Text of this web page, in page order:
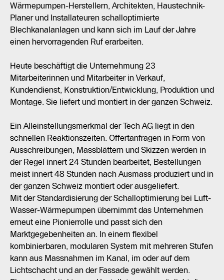
Wärmepumpen-Herstellern, Architekten, Haustechnik-
Planer und Installateuren schalloptimierte
Blechkanalanlagen und kann sich im Lauf der Jahre
einen hervorragenden Ruf erarbeiten.
Heute beschäftigt die Unternehmung 23
Mitarbeiterinnen und Mitarbeiter in Verkauf,
Kundendienst, Konstruktion/Entwicklung, Produktion und
Montage. Sie liefert und montiert in der ganzen Schweiz.
Ein Alleinstellungsmerkmal der Tech AG liegt in den
schnellen Reaktionszeiten. Offertanfragen in Form von
Ausschreibungen, Massblättern und Skizzen werden in
der Regel innert 24 Stunden bearbeitet, Bestellungen
meist innert 48 Stunden nach Ausmass produziert und in
der ganzen Schweiz montiert oder ausgeliefert.
Mit der Standardisierung der Schalloptimierung bei Luft-
Wasser-Wärmepumpen übernimmt das Unternehmen
erneut eine Pionierrolle und passt sich den
Marktgegebenheiten an. In einem flexibel
kombinierbaren, modularen System mit mehreren Stufen
kann aus Massnahmen im Kanal, im oder auf dem
Lichtschacht und an der Fassade gewählt werden.